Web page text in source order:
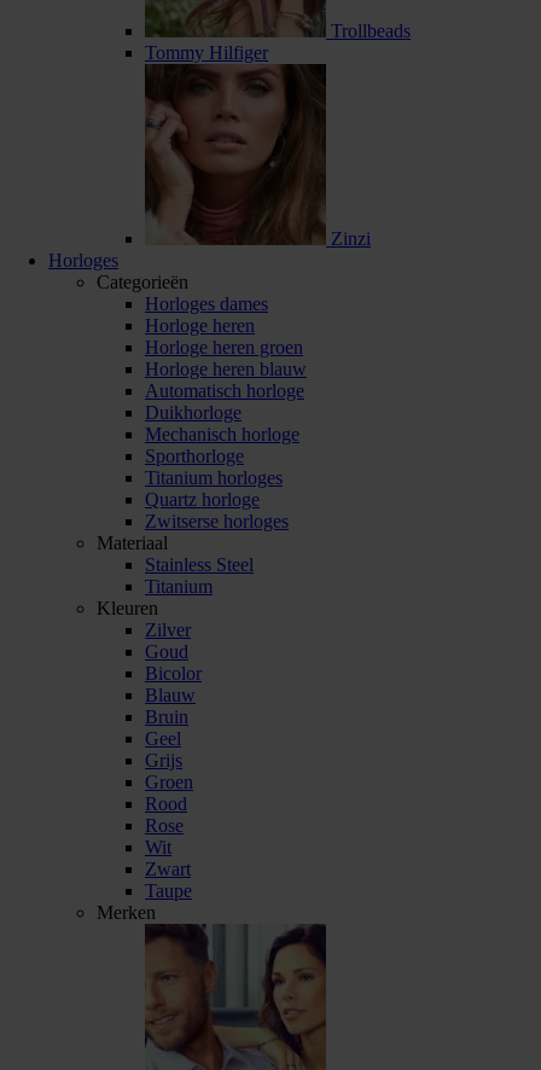
Trollbeads
Tommy Hilfiger
Zinzi
Horloges
Categorieën
Horloges dames
Horloge heren
Horloge heren groen
Horloge heren blauw
Automatisch horloge
Duikhorloge
Mechanisch horloge
Sporthorloge
Titanium horloges
Quartz horloge
Zwitserse horloges
Materiaal
Stainless Steel
Titanium
Kleuren
Zilver
Goud
Bicolor
Blauw
Bruin
Geel
Grijs
Groen
Rood
Rose
Wit
Zwart
Taupe
Merken